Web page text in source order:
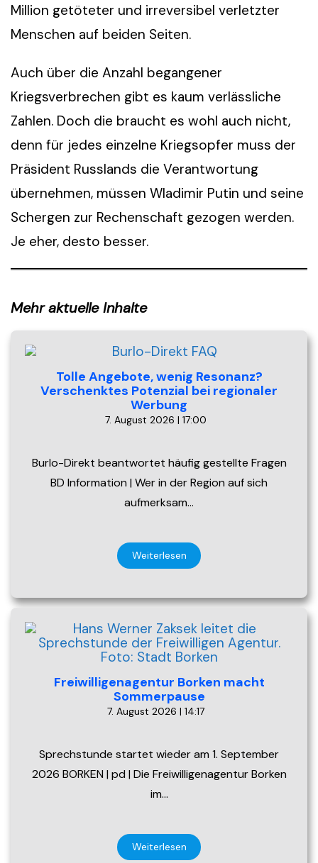
Million getöteter und irreversibel verletzter
Menschen auf beiden Seiten.
Auch über die Anzahl begangener
Kriegsverbrechen gibt es kaum verlässliche
Zahlen. Doch die braucht es wohl auch nicht,
denn für jedes einzelne Kriegsopfer muss der
Präsident Russlands die Verantwortung
übernehmen, müssen Wladimir Putin und seine
Schergen zur Rechenschaft gezogen werden.
Je eher, desto besser.
Mehr aktuelle Inhalte
Tolle Angebote, wenig Resonanz?
Verschenktes Potenzial bei regionaler
Werbung
7. August 2026 | 17:00
Burlo-Direkt beantwortet häufig gestellte Fragen
BD Information | Wer in der Region auf sich
aufmerksam…
Weiterlesen
Freiwilligenagentur Borken macht
Sommerpause
7. August 2026 | 14:17
Sprechstunde startet wieder am 1. September
2026 BORKEN | pd | Die Freiwilligenagentur Borken
im…
Weiterlesen